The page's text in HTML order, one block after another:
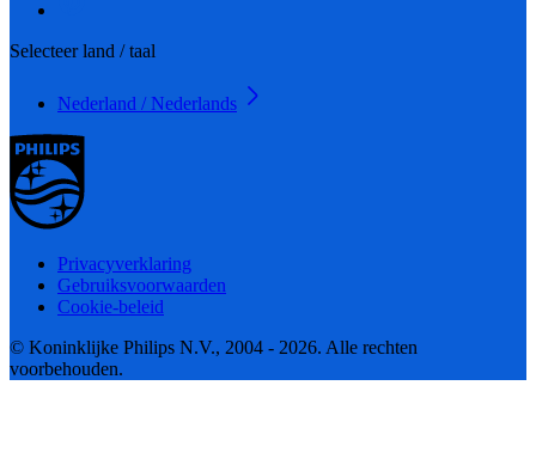
Selecteer land / taal
Nederland / Nederlands
Privacyverklaring
Gebruiksvoorwaarden
Cookie-beleid
© Koninklijke Philips N.V., 2004 - 2026. Alle rechten
voorbehouden.